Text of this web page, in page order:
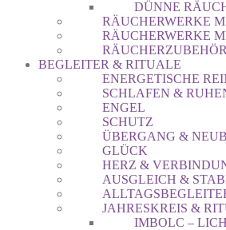
DÜNNE
RÄUCHERWERKE
RÄUCHERWERKE
RÄUCHERZUBEHÖR
BEGLEITER & RITUALE
ENERGETISCHE
SCHLAFEN &
ENGEL
SCHUTZ
ÜBERGANG &
GLÜCK
HERZ &
AUSGLEICH &
JAHRESKREIS &
IMBOLC –